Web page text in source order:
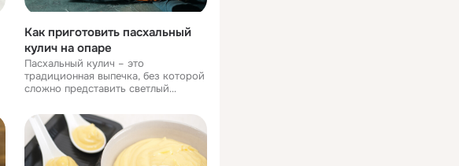
Как приготовить пасхальный
кулич на опаре
Пасхальный кулич – это
традиционная выпечка, без которой
сложно представить светлый
пышный и нежный хлеб пекут во
многих семьях, передавая рецепты
из поколения в поколе